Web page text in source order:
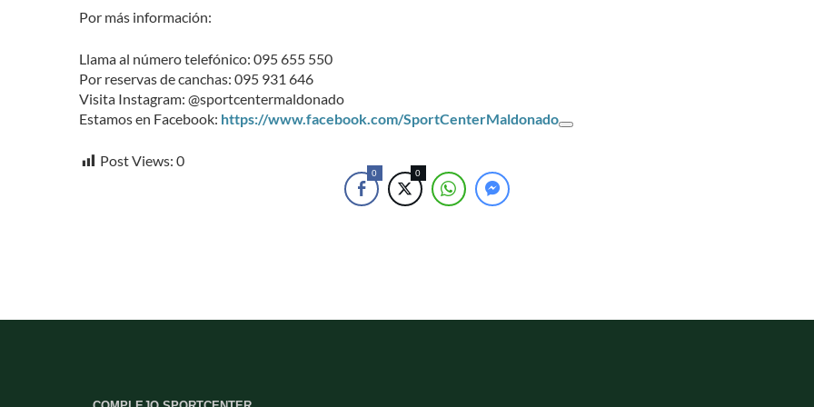
Por más información:
Llama al número telefónico: 095 655 550
Por reservas de canchas: 095 931 646
Visita Instagram: @sportcentermaldonado
Estamos en Facebook: https://www.facebook.com/SportCenterMaldonado
Post Views: 0
0 0